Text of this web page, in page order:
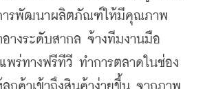
ารพัฒนาผลิตภัณฑ์ให้มีคุณภาพ
อางระดับสากล จ้างทีมงานมือ
พร่ทางฟรีทีวี ทำการตลาดในช่อง
กค้าเข้าถึงสินค้าง่ายขึ้น จากภาพ